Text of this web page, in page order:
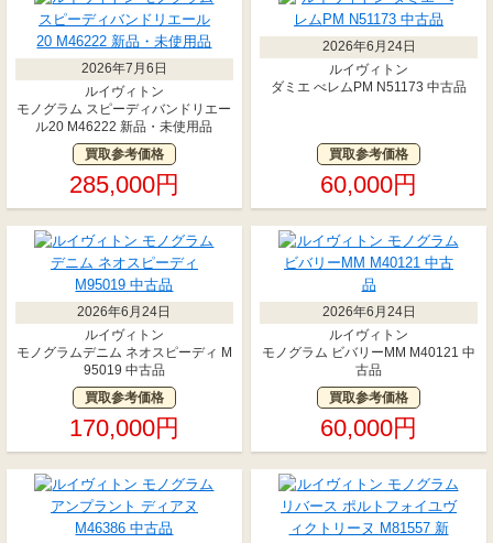
2026年7月6日
ルイヴィトン
モノグラム スピーディバンドリエー
ル20 M46222 新品・未使用品
買取参考価格
285,000円
2026年6月24日
ルイヴィトン
ダミエ べレムPM N51173 中古品
買取参考価格
60,000円
2026年6月24日
ルイヴィトン
モノグラムデニム ネオスピーディ M
95019 中古品
買取参考価格
170,000円
2026年6月24日
ルイヴィトン
モノグラム ビバリーMM M40121 中
古品
買取参考価格
60,000円